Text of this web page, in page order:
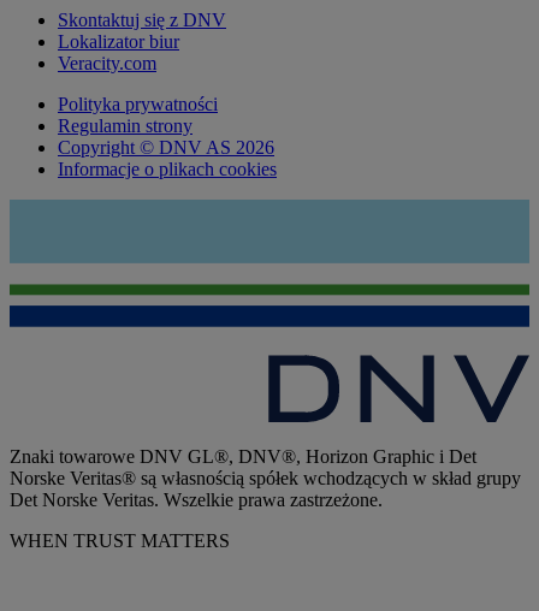
Skontaktuj się z DNV
Lokalizator biur
Veracity.com
Polityka prywatności
Regulamin strony
Copyright © DNV AS 2026
Informacje o plikach cookies
Znaki towarowe DNV GL®, DNV®, Horizon Graphic i Det
Norske Veritas® są własnością spółek wchodzących w skład grupy
Det Norske Veritas. Wszelkie prawa zastrzeżone.
WHEN TRUST MATTERS